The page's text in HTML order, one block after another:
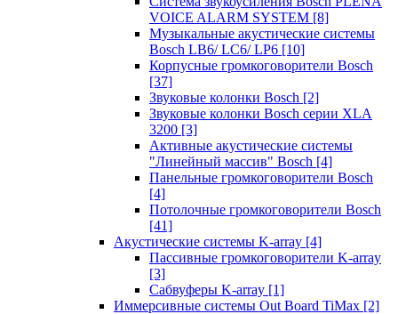
VOICE ALARM SYSTEM [8]
Музыкальные акустические системы
Bosch LB6/ LC6/ LP6 [10]
Корпусные громкоговорители Bosch
[37]
Звуковые колонки Bosch [2]
Звуковые колонки Bosch серии XLA
3200 [3]
Активные акустические системы
"Линейный массив" Bosch [4]
Панельные громкоговорители Bosch
[4]
Потолочные громкоговорители Bosch
[41]
Акустические системы K-array [4]
Пассивные громкоговорители K-array
[3]
Сабвуферы K-array [1]
Иммерсивные системы Out Board TiMax [2]